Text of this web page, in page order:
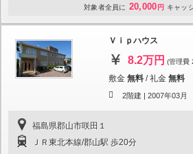
対象者全員に 20,000 円 キャッ
Ｖｉｐハウス
8.2万円 (管理費
敷金 無料 /礼金 無料
2階建 | 2007年03月
福島県郡山市咲田１
ＪＲ東北本線/郡山駅 歩20分